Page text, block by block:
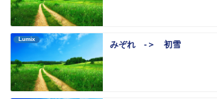
Lumix
みぞれ -＞ 初雪